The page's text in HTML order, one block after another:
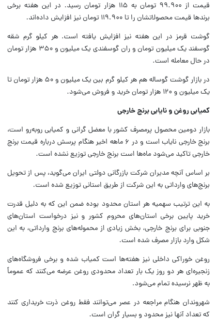
قیمت از ۹۹.۹۰۰ تومان به ۱۱۵ هزار تومان رسید. در این هفته برخی
برندها قیمت محصولاتشان را تا ۱۱۹.۹۰۰ تومان نیز افزایش داده‌اند.
گوشت قرمز در این هفته نیز افزایش یافته است. هر کیلو گرم شقه
گوسفند یک میلیون تومان و ران گوسفندی یک میلیون و ۳۵۰ هزار تومان
در حال معامله است.
در بازار گوشت گوساله هم هر کیلو گرم بین یک میلیون و ۵۰ هزار تومان تا
یک میلیون و ۱۲۰ هزار تومان خرید و فروش می‌شود.
کمیابی روغن و نایابی برنج خارجی
بازار دومین محصول پرمصرف کشور با معضل گرانی و کمیابی روبه‌رو است،
برنج خارجی نایاب است و در ۶ ماهه اخیر هنگام پرسش درباره قیمت برنج
خارجی تاکید می‌شود ماه‌ها است برنج خارجی توزیع نشده است.
بر اساس آنچه مدیران شرکت بازرگانی دولتی ایران می‌گوید، پس از تحویل
برنج‌های وارداتی به این شرکت از طریق استانی توزیع شده است.
به این ترتیب سهمیه هر استان محدود بوده ضمن این که به دلیل قدرت
خرید پایین برخی استان‌های محروم کشور و نیز درخواست استان‌های
جنوبی برای برنج خارجی، بخش زیادی از محموله‌های برنج وارداتی، به این
شکل وارد بازار مصرف شده است.
روغن خوراکی داخلی نیز هفته‌ها است کمیاب شده و برخی فروشگاه‌های
زنجیره‌ای هر دو روز یک بار تعداد محدودی روغن عرضه می‌کنند که عموماً
به ظهر نرسیده تمام می‌شود.
شهروندان هنگام مراجعه در عصر می‌توانند فقط روغن ذرت خریداری کنند
که تعداد آنها نیز محدود و بسیار گران است.